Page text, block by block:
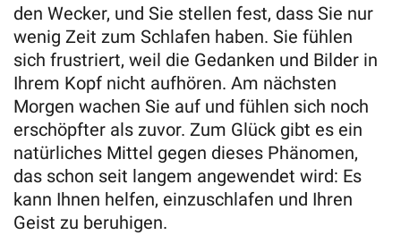
den Wecker, und Sie stellen fest, dass Sie nur
wenig Zeit zum Schlafen haben. Sie fühlen
sich frustriert, weil die Gedanken und Bilder in
Ihrem Kopf nicht aufhören. Am nächsten
Morgen wachen Sie auf und fühlen sich noch
erschöpfter als zuvor. Zum Glück gibt es ein
natürliches Mittel gegen dieses Phänomen,
das schon seit langem angewendet wird: Es
kann Ihnen helfen, einzuschlafen und Ihren
Geist zu beruhigen.